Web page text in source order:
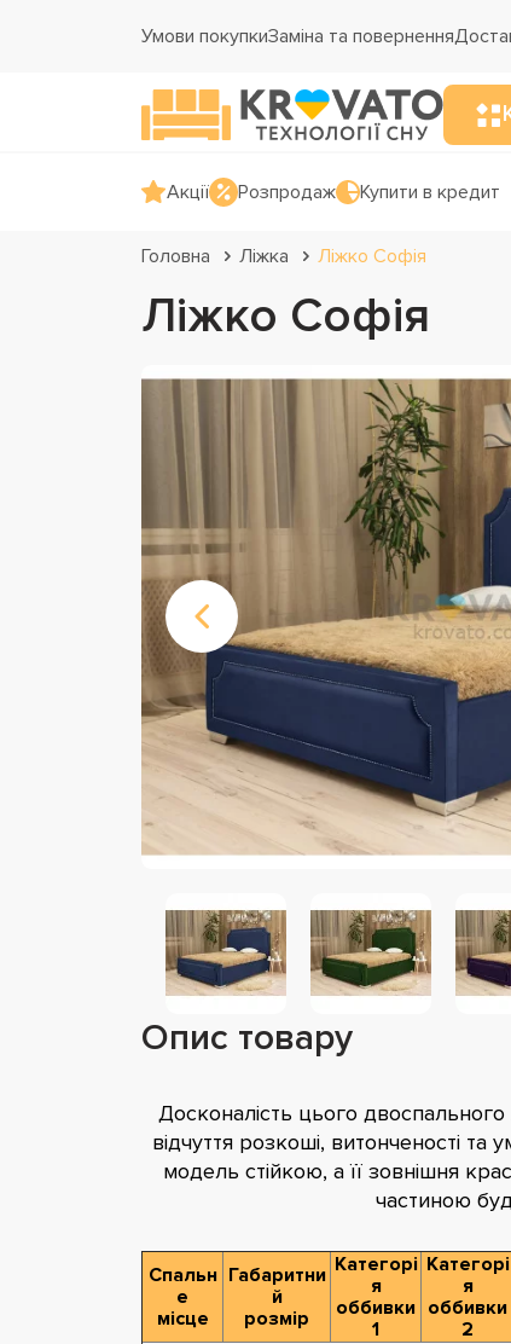
Умови покупкиЗаміна та повернення
Акції Розпродаж Купити в кредит
Головна Ліжка Ліжко Софія
Ліжко Софія
Опис товару
Досконалість цього
відчуття розкоші, витонченості та
модель стійкою, а її зовнішня
частиною
Спальн
е
місце
Габаритни
й
розмір
Категорі
я
оббивки
1
Категорі
я
оббивки
2